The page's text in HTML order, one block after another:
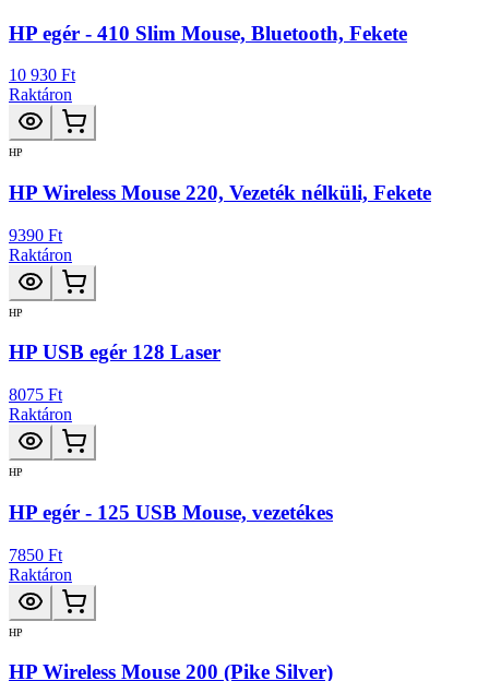
HP egér - 410 Slim Mouse, Bluetooth, Fekete
10 930 Ft
Raktáron
HP
HP Wireless Mouse 220, Vezeték nélküli, Fekete
9390 Ft
Raktáron
HP
HP USB egér 128 Laser
8075 Ft
Raktáron
HP
HP egér - 125 USB Mouse, vezetékes
7850 Ft
Raktáron
HP
HP Wireless Mouse 200 (Pike Silver)